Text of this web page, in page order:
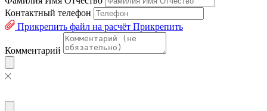
Контактный телефон
Прикрепить файл на расчёт Прикрепить
Комментарий